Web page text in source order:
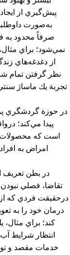
پيش‌گيري از
به‌صورت
صرفاً محدود
نمي‌شود؛ براي
از دغدغه‌هاي
نظر گرفتن تمام
تجربة يك ماساژ
در حوزة گردشگري
پيدا مي‌كند؛
است كه محصولات
امراض به
در بطن تعريف
تقاضا، فصلي
درحقيقت فردي كه از
درمان خود را به
كند؛ براي
انتظار شرايط
خدمات مقصد و